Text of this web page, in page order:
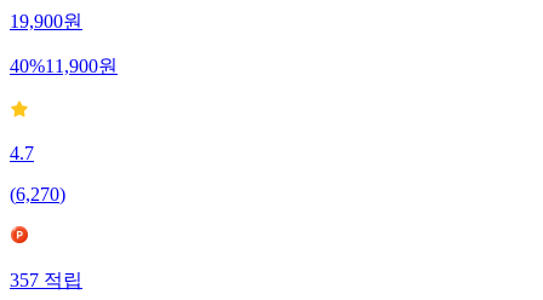
19,900원
40%11,900원
4.7
(6,270)
357적립